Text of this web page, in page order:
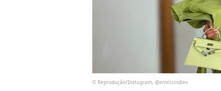
© Reprodução/Instagram, @emilisindlev